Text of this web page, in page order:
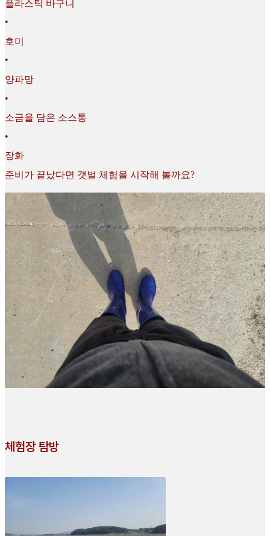
플라스틱 바구니
•
호미
•
양파망
•
소금을 담은 소스통
•
장화
준비가 끝났다면 갯벌 체험을 시작해 볼까요?
체험장 탐방